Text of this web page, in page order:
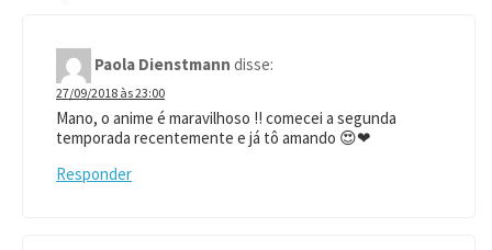
Paola Dienstmann disse:
27/09/2018 às 23:00
Mano, o anime é maravilhoso !! comecei a segunda
temporada recentemente e já tô amando 😍❤
Responder